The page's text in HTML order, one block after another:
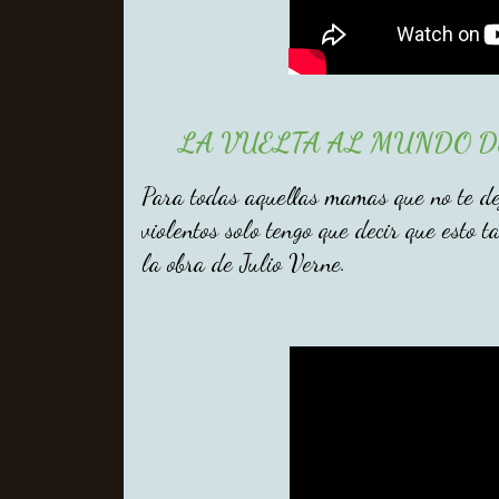
LA VUELTA AL MUNDO
Para todas aquellas mamas que no te
violentos solo tengo que decir que esto
la obra de Julio Verne.